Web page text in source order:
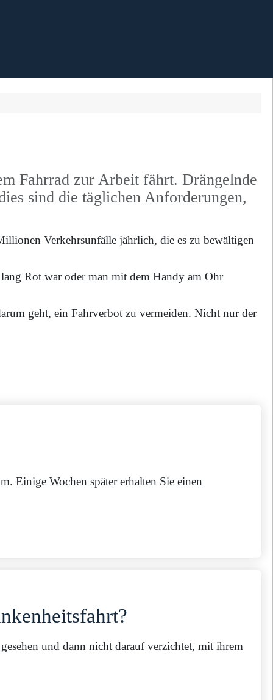
Fahrrad zur Arbeit fährt. Drängelnde
sind die täglichen Anforderungen,
Verkehrsunfälle jährlich, die es zu bewältigen
Rot war oder man mit dem Handy am Ohr
geht, ein Fahrverbot zu vermeiden. Nicht nur der
Einige Wochen später erhalten Sie einen
und dann nicht darauf verzichtet, mit ihrem